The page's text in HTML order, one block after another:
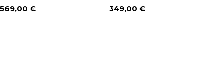
Prix
569,00 €
Prix
349,00 €